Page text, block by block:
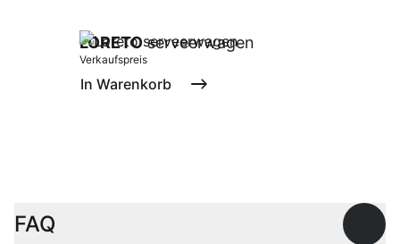
LORETOserveerwagen
Verkaufspreis
In Warenkorb
FAQ